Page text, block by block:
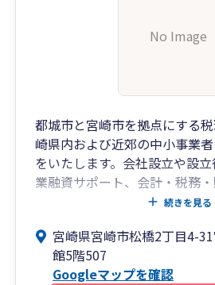
No Image
都城市と宮崎市を拠点にする
崎県内および近郊の中小事業
をいたします。会社設立や設
業融資サポート、会計・税務
に関することをトータルでサ
続きを見る
宮崎県宮崎市松橋2丁目4-
館5階507
Googleマップを確認